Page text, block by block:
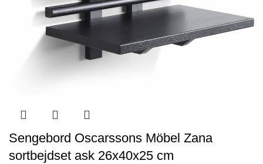
Sengebord Oscarssons Möbel Zana
sortbejdset ask 26x40x25 cm